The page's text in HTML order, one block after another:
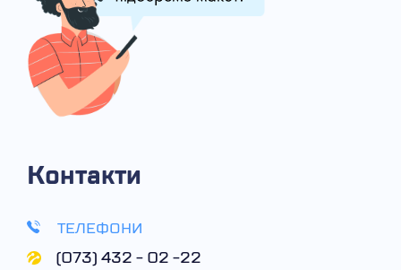
Контакти
ТЕЛЕФОНИ
(073) 432 - 02 -22